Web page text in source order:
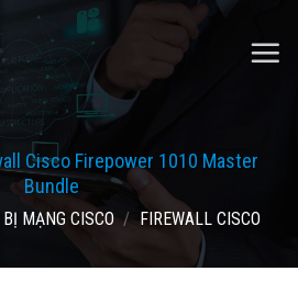
Cisco Firepower 1010 Master
Bundle
MẠNG CISCO / FIREWALL CISCO